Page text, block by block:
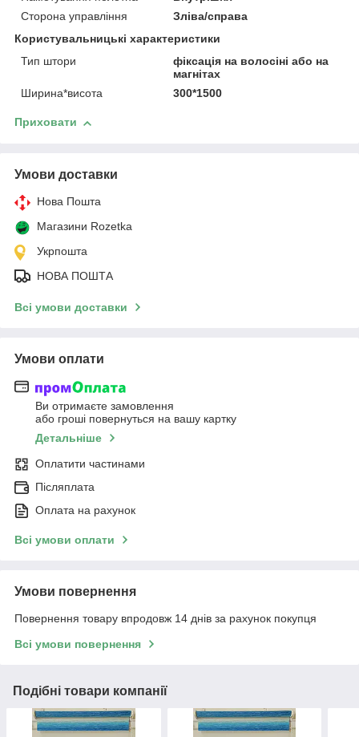
Сторона управління
Зліва/справа
Користувальницькі характеристики
Тип штори
фіксація на волосіні або на
магнітах
Ширина*висота
300*1500
Приховати
Умови доставки
Нова Пошта
Магазини Rozetka
Укрпошта
НОВА ПОШТА
Всі умови доставки
Умови оплати
Ви отримаєте замовлення
або гроші повернуться на вашу картку
Детальніше
Оплатити частинами
Післяплата
Оплата на рахунок
Всі умови оплати
Умови повернення
Повернення товару впродовж 14 днів за рахунок покупця
Всі умови повернення
Подібні товари компанії